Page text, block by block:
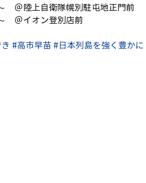
　＠陸上自衛隊幌別駐屯地正門前
　＠イオン登別店前
#高市早苗 #日本列島を強く豊かに